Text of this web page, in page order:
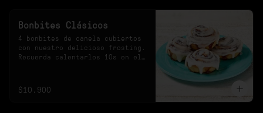
Bonbites Clásicos
4 bonbites de canela cubiertos
con nuestro delicioso frosting.
Recuerda calentarlos 10s en el
$10.900